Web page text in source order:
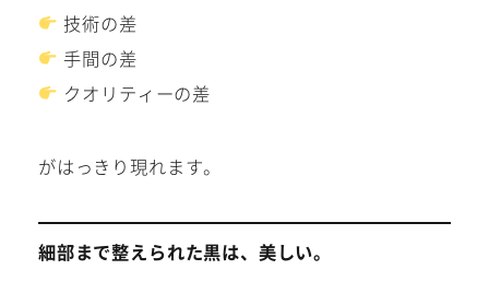
技術の差
手間の差
クオリティーの差
がはっきり現れます。
細部まで整えられた黒は、美しい。